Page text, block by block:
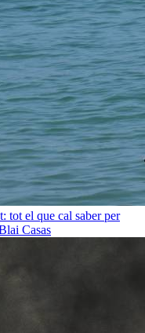
tot el que cal saber per
Casas